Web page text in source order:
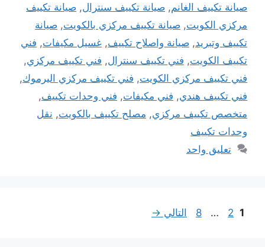
صيانة تكييف الغانم, صيانة تكييف سنترال, صيانة تكييف
مركزي الكويت, صيانة تكييف مركزي بالكويت, صيانة
تكييف وتبريد, صيانة واصلاح تكييف, غسيل مكيفات, فني
تكييف الكويت, فني تكييف سنترال, فني تكييف مركزي,
فني تكييف مركزي الكويت, فني تكييف مركزي اليرموك,
فني تكييف هندي, فني مكيفات, فني وحدات تكييف,
متخصص تكييف مركزي, مصلح تكييف بالكويت, نقل
وحدات تكييف
تعليق واحد
Page
1
Page
2
…
Page
8 التالي →